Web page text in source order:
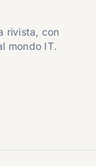
rivista, con
mondo IT.